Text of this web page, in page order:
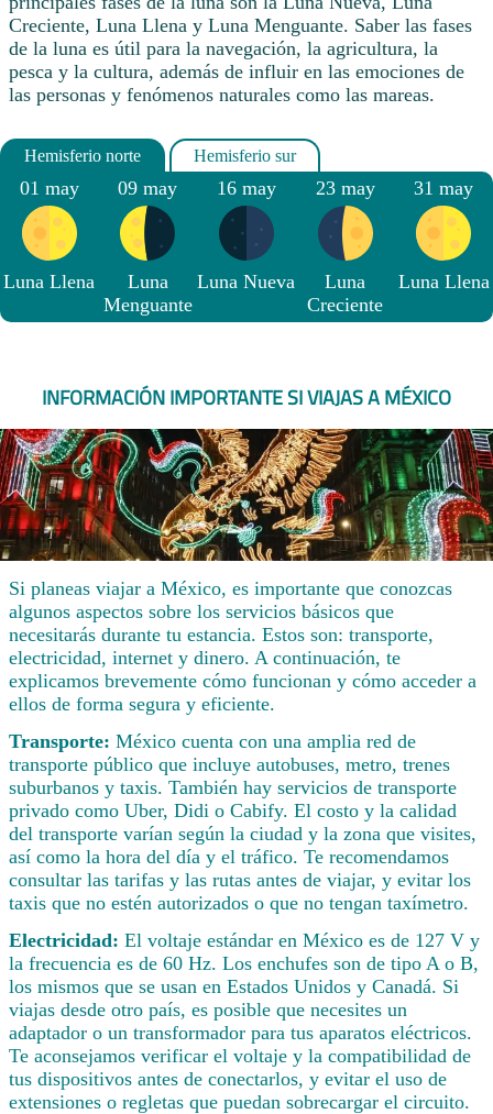
Creciente, Luna Llena y Luna Menguante. Saber las fases
de la luna es útil para la navegación, la agricultura, la
pesca y la cultura, además de influir en las emociones de
las personas y fenómenos naturales como las mareas.
01 may
Luna Llena
09 may
Luna
Menguante
16 may
Luna Nueva
23 may
Luna
Creciente
31 may
Luna Llena
INFORMACIÓN IMPORTANTE SI VIAJAS A MÉXICO
Si planeas viajar a México, es importante que conozcas
algunos aspectos sobre los servicios básicos que
necesitarás durante tu estancia. Estos son: transporte,
electricidad, internet y dinero. A continuación, te
explicamos brevemente cómo funcionan y cómo acceder a
ellos de forma segura y eficiente.
Transporte: México cuenta con una amplia red de
transporte público que incluye autobuses, metro, trenes
suburbanos y taxis. También hay servicios de transporte
privado como Uber, Didi o Cabify. El costo y la calidad
del transporte varían según la ciudad y la zona que visites,
así como la hora del día y el tráfico. Te recomendamos
consultar las tarifas y las rutas antes de viajar, y evitar los
taxis que no estén autorizados o que no tengan taxímetro.
Electricidad: El voltaje estándar en México es de 127 V y
la frecuencia es de 60 Hz. Los enchufes son de tipo A o B,
los mismos que se usan en Estados Unidos y Canadá. Si
viajas desde otro país, es posible que necesites un
adaptador o un transformador para tus aparatos eléctricos.
Te aconsejamos verificar el voltaje y la compatibilidad de
tus dispositivos antes de conectarlos, y evitar el uso de
extensiones o regletas que puedan sobrecargar el circuito.